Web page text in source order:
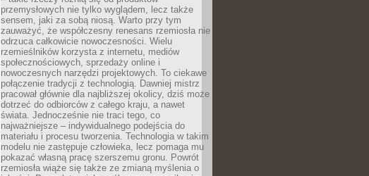
przemysłowych nie tylko wyglądem, lecz także
sensem, jaki za sobą niosą. Warto przy tym
zauważyć, że współczesny renesans rzemiosła nie
odrzuca całkowicie nowoczesności. Wielu
rzemieślników korzysta z internetu, mediów
społecznościowych, sprzedaży online i
nowoczesnych narzędzi projektowych. To ciekawe
połączenie tradycji z technologią. Dawniej mistrz
pracował głównie dla najbliższej okolicy, dziś może
dotrzeć do odbiorców z całego kraju, a nawet
świata. Jednocześnie nie traci tego, co
najważniejsze – indywidualnego podejścia do
materiału i procesu tworzenia. Technologia w takim
modelu nie zastępuje człowieka, lecz pomaga mu
pokazać własną pracę szerszemu gronu. Powrót
rzemiosła wiąże się także ze zmianą myślenia o